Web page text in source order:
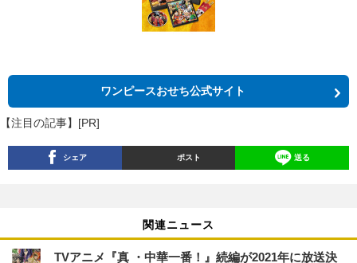
ワンピースおせち公式サイト
【注目の記事】[PR]
シェア ポスト 送る
関連ニュース
TVアニメ『真 ・中華一番！』続編が2021年に放送決